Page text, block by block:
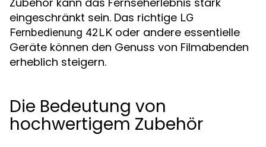
eingeschränkt sein. Das richtige LG
Fernbedienung 42LK oder andere essentielle
Geräte können den Genuss von Filmabenden
erheblich steigern.
Die Bedeutung von
hochwertigem Zubehör